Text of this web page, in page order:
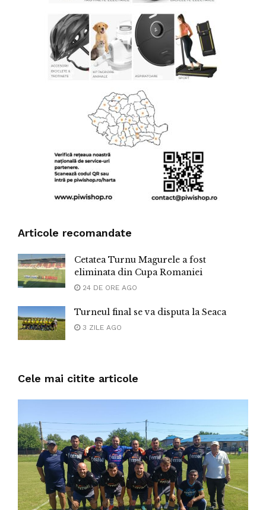
Articole recomandate
Cetatea Turnu Magurele a fost
eliminata din Cupa Romaniei
24 DE ORE AGO
Turneul final se va disputa la Seaca
3 ZILE AGO
Cele mai citite articole